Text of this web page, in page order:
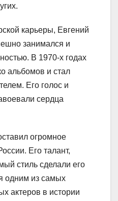
карьеры, Евгений
занимался и
В 1970-х годах
альбомов и стал
Его голос и
сердца
огромное
Его талант,
стиль сделали его
одним из самых
актеров в истории